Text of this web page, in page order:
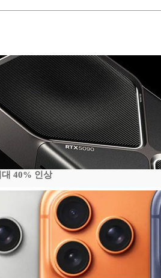
40% 인상